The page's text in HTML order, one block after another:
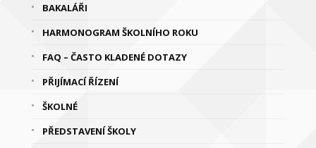
BAKALÁŘI
HARMONOGRAM ŠKOLNÍHO ROKU
FAQ – ČASTO KLADENÉ DOTAZY
PŘIJÍMACÍ ŘÍZENÍ
ŠKOLNÉ
PŘEDSTAVENÍ ŠKOLY